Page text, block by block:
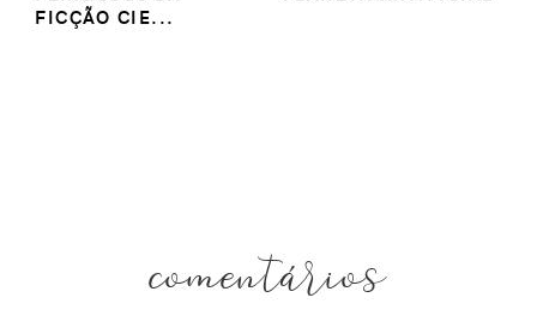
FICÇÃO CIE...
comentários